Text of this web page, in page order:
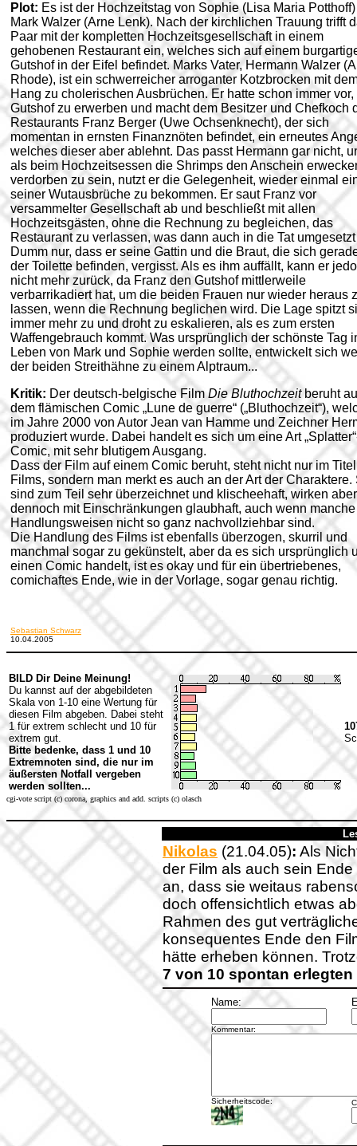
Plot: Es ist der Hochzeitstag von Sophie (Lisa Maria
Mark Walzer (Arne Lenk). Nach der kirchlichen Trauung trifft
Paar mit der kompletten Hochzeitsgesellschaft in einem
gehobenen Restaurant ein, welches sich auf einem
Gutshof in der Eifel befindet. Marks Vater, Hermann Walzer
Rhode), ist ein schwerreicher arroganter Kotzbrocken mit
Hang zu cholerischen Ausbrüchen. Er hatte schon immer vor,
Gutshof zu erwerben und macht dem Besitzer und Chefkoch
Restaurants Franz Berger (Uwe Ochsenknecht), der sich
momentan in ernsten Finanznöten befindet, ein erneutes
welches dieser aber ablehnt. Das passt Hermann gar nicht,
als beim Hochzeitsessen die Shrimps den Anschein
verdorben zu sein, nutzt er die Gelegenheit, wieder einmal
seiner Wutausbrüche zu bekommen. Er saut Franz vor
versammelter Gesellschaft ab und beschließt mit allen
Hochzeitsgästen, ohne die Rechnung zu begleichen, das
Restaurant zu verlassen, was dann auch in die Tat
Dumm nur, dass er seine Gattin und die Braut, die sich
der Toilette befinden, vergisst. Als es ihm auffällt, kann er
nicht mehr zurück, da Franz den Gutshof mittlerweile
verbarrikadiert hat, um die beiden Frauen nur wieder heraus
lassen, wenn die Rechnung beglichen wird. Die Lage spitzt
immer mehr zu und droht zu eskalieren, als es zum ersten
Waffengebrauch kommt. Was ursprünglich der schönste Tag
Leben von Mark und Sophie werden sollte, entwickelt sich
der beiden Streithähne zu einem Alptraum...
Kritik: Der deutsch-belgische FilmDie Bluthochzeitberuht
dem flämischen Comic „Lune de guerre“ („Bluthochzeit“),
im Jahre 2000 von Autor Jean van Hamme und Zeichner
produziert wurde. Dabei handelt es sich um eine Art
Comic, mit sehr blutigem Ausgang.
Dass der Film auf einem Comic beruht, steht nicht nur im
Films, sondern man merkt es auch an der Art der Charaktere.
sind zum Teil sehr überzeichnet und klischeehaft, wirken aber
dennoch mit Einschränkungen glaubhaft, auch wenn
Handlungsweisen nicht so ganz nachvollziehbar sind.
Die Handlung des Films ist ebenfalls überzogen, skurril und
manchmal sogar zu gekünstelt, aber da es sich ursprünglich
einen Comic handelt, ist es okay und für ein übertriebenes,
comichaftes Ende, wie in der Vorlage, sogar genau richtig.
Sebastian Schwarz
10.04.2005
BILD Dir Deine Meinung!
Du kannst auf der abgebildeten
Skala von 1-10 eine Wertung für
diesen Film abgeben. Dabei steht
1 für extrem schlecht und 10 für
extrem gut.
Bitte bedenke, dass 1 und 10
Extremnoten sind, die nur im
äußersten Notfall vergeben
werden sollten...
cgi-vote script (c) corona, graphics and add. scripts (c) olasch
Nikolas (21.04.05): Als
der Film als auch sein
an, dass sie weitaus
doch offensichtlich etwas
Rahmen des gut
konsequentes Ende den
hätte erheben können.
7 von 10 spontan erlegten
Name:
Kommentar:
Sicherheitscode: